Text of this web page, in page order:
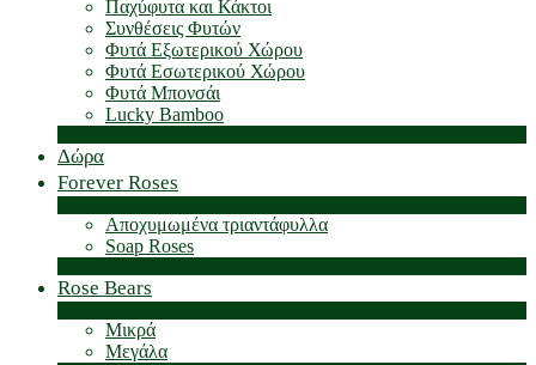
Παχύφυτα και Κάκτοι
Συνθέσεις Φυτών
Φυτά Εξωτερικού Χώρου
Φυτά Εσωτερικού Χώρου
Φυτά Μπονσάι
Lucky Bamboo
Δώρα
Forever Roses
Αποχυμωμένα τριαντάφυλλα
Soap Roses
Rose Βears
Μικρά
Μεγάλα